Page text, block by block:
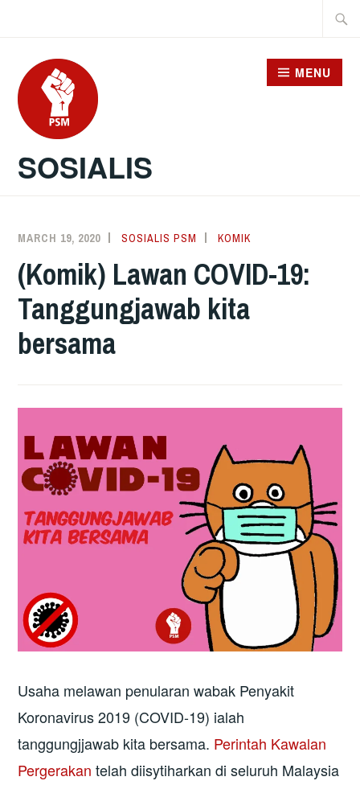
content
SOSIALIS
MENU
MARCH 19, 2020 SOSIALIS PSM KOMIK
(Komik) Lawan COVID-19:
Tanggungjawab kita
bersama
Usaha melawan penularan wabak Penyakit
Koronavirus 2019 (COVID-19) ialah
tanggungjjawab kita bersama. Perintah Kawalan
Pergerakan telah diisytiharkan di seluruh Malaysia